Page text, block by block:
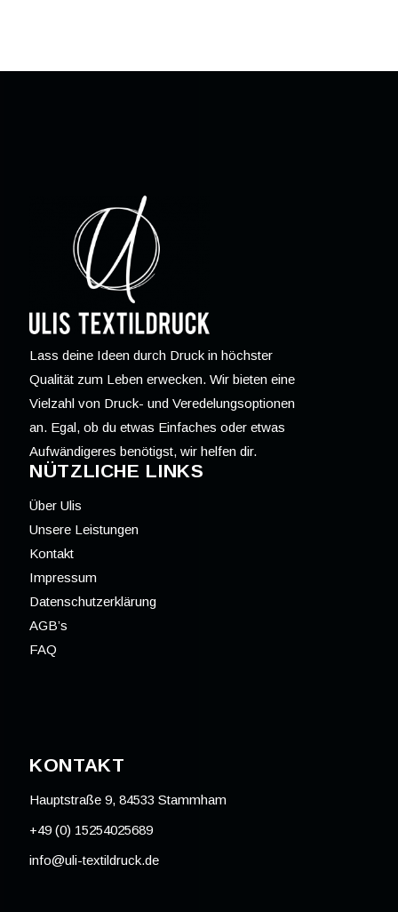
Lass deine Ideen durch Druck in höchster
Qualität zum Leben erwecken. Wir bieten eine
Vielzahl von Druck- und Veredelungsoptionen
an. Egal, ob du etwas Einfaches oder etwas
Aufwändigeres benötigst, wir helfen dir.
NÜTZLICHE LINKS
Über Ulis
Unsere Leistungen
Kontakt
Impressum
Datenschutzerklärung
AGB’s
FAQ
KONTAKT
Hauptstraße 9, 84533 Stammham
+49 (0) 15254025689
info@uli-textildruck.de